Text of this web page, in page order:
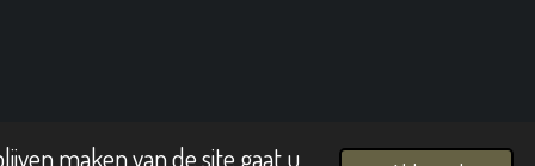
maken van de site gaat u